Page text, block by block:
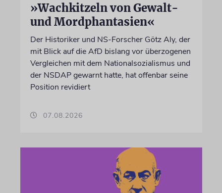
»Wachkitzeln von Gewalt-
und Mordphantasien«
Der Historiker und NS-Forscher Götz Aly, der
mit Blick auf die AfD bislang vor überzogenen
Vergleichen mit dem Nationalsozialismus und
der NSDAP gewarnt hatte, hat offenbar seine
Position revidiert
07.08.2026